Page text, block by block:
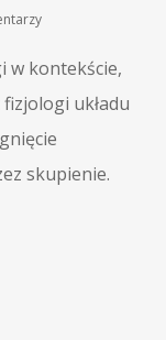
w kontekście,
układu
skupienie.